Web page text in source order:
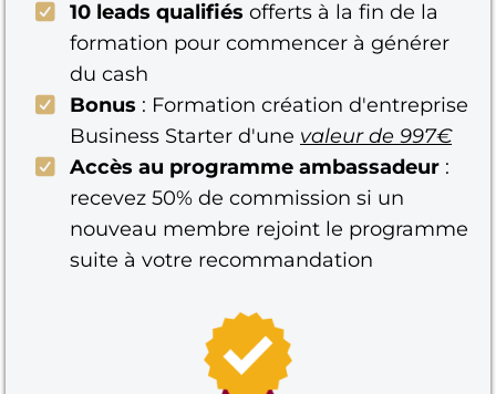
10 leads qualifiés offerts à la fin de la
formation pour commencer à générer
du cash
Bonus : Formation création d'entreprise
Business Starter d'une valeur de 997€
Accès au programme ambassadeur :
recevez 50% de commission si un
nouveau membre rejoint le programme
suite à votre recommandation